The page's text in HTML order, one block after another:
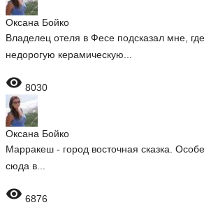
Оксана Бойко
Владелец отеля в Фесе подсказал мне,
недорогую керамическую...
 8030
Оксана Бойко
Марракеш - город восточная сказка.
сюда в...
 6876